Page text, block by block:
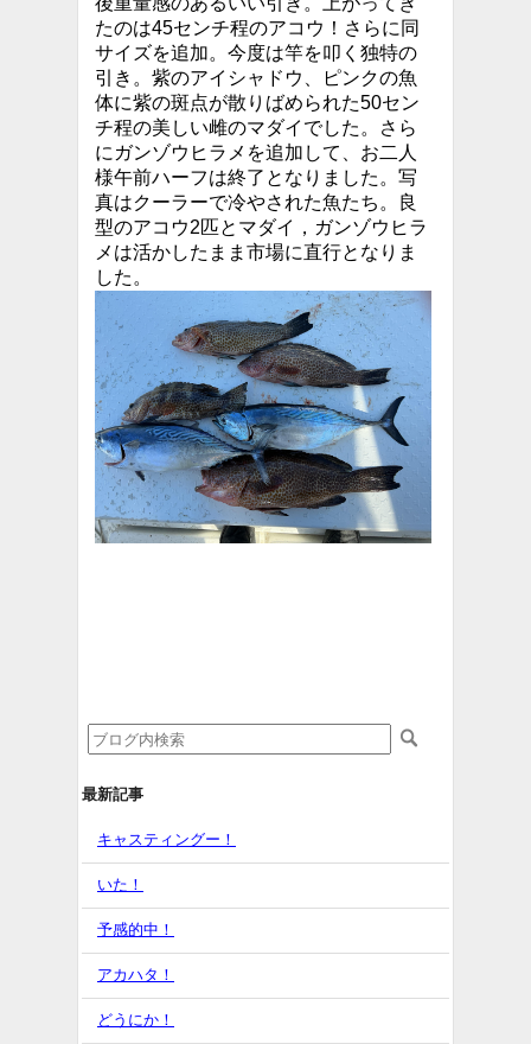
たのは45センチ程のアコウ！さらに同
サイズを追加。今度は竿を叩く独特の
引き。紫のアイシャドウ、ピンクの魚
体に紫の斑点が散りばめられた50セン
チ程の美しい雌のマダイでした。さら
にガンゾウヒラメを追加して、お二人
様午前ハーフは終了となりました。写
真はクーラーで冷やされた魚たち。良
型のアコウ2匹とマダイ，ガンゾウヒラ
メは活かしたまま市場に直行となりま
した。
最新記事
キャスティングー！
いた！
予感的中！
アカハタ！
どうにか！